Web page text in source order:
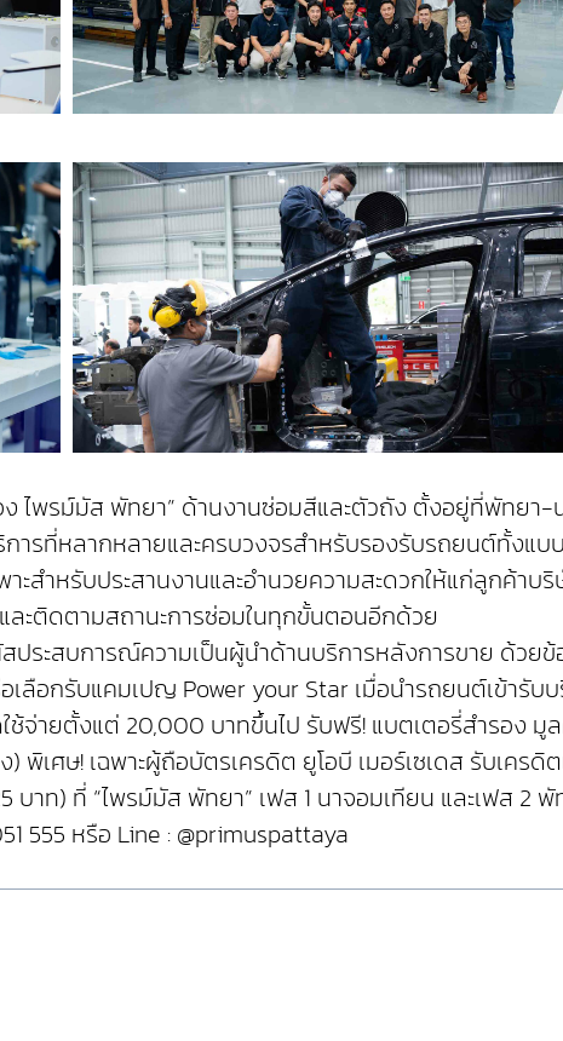
ไพรม์มัส พัทยา” ด้านงานซ่อมสีและตัวถัง ตั้งอยู่ที่พัทยา
ารที่หลากหลายและครบวงจรสำหรับรองรับรถยนต์ทั้งแ
สำหรับประสานงานและอำนวยความสะดวกให้แก่ลูกค้า
ะติดตามสถานะการซ่อมในทุกขั้นตอนอีกด้วย
ระสบการณ์ความเป็นผู้นำด้านบริการหลังการขาย ด้วย
ลือกรับแคมเปญ Power your Star เมื่อนำรถยนต์เข้ารับ
จ่ายตั้งแต่ 20,000 บาทขึ้นไป รับฟรี! แบตเตอรี่สำรอง
พิเศษ! เฉพาะผู้ถือบัตรเครดิต ยูโอบี เมอร์เซเดส รับเคร
บาท) ที่ “ไพรม์มัส พัทยา” เฟส 1 นาจอมเทียน และเฟส 2
555 หรือ Line : @primuspattaya